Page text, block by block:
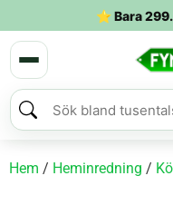
⭐ Bara
Hem / Heminredning /